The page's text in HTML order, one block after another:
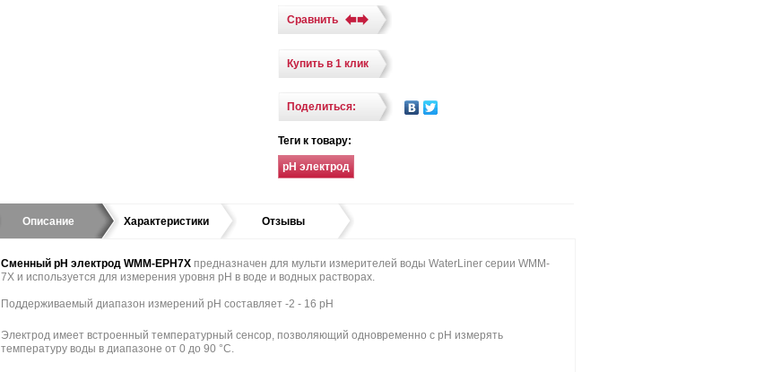
Купить в 1 клик
Сравнить
Поделиться:
Теги к товару:
pH электрод
Описание Характеристики Отзывы
Сменный pH электрод WMM-EPH7X предназначен для мульти измерителей воды WaterLiner серии WMM-
7X и используется для измерения уровня pH в воде и водных растворах.
Поддерживаемый диапазон измерений pH составляет -2 - 16 pH
Электрод имеет встроенный температурный сенсор, позволяющий одновременно с pH измерять
температуру воды в диапазоне от 0 до 90 °C.